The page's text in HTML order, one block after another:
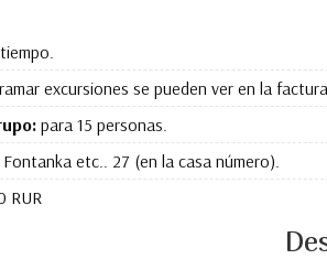
excursiones se pueden ver en la
para 15 personas.
etc.. 27 (en la casa número).
RUR